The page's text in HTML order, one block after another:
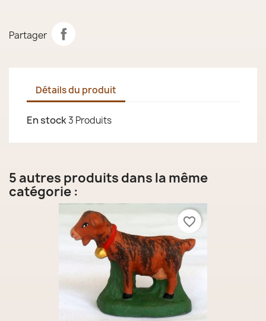
Partager
Détails du produit
En stock3 Produits
5 autres produits dans la même
catégorie :
favorite_border